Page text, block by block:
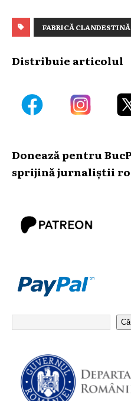
FABRICĂ CLANDESTINĂ
Distribuie articolul
Donează pentru
sprijină jurnaliștii